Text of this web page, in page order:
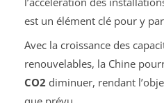
est un élément clé pour y
Avec la croissance des
renouvelables, la Chine
CO2 diminuer, rendant